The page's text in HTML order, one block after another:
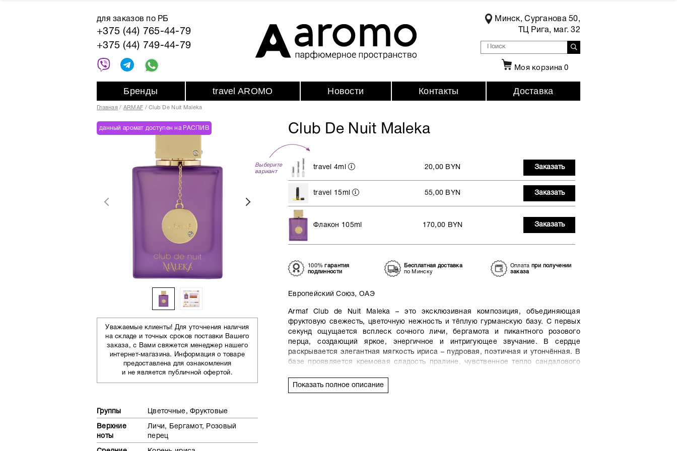
для заказов по РБ
+375 (44) 765-44-79
+375 (44) 749-44-79
Минск, Сурганова 50,
ТЦ Рига, маг. 32
Моя корзина0
Бренды travel AROMO Новости Контакты Доставка
Главная ARMAF Club De Nuit Maleka
Club De Nuit Maleka
данный аромат доступен на РАСПИВ
Уважаемые клиенты! Для уточнения наличия
на складе и точных сроков поставки Вашего
заказа, с Вами свяжется менеджер нашего
интернет-магазина. Информация о товаре
предоставлена для ознакомления
и не является публичной офертой.
Группы Цветочные, Фруктовые
Верхние
ноты
Личи, Бергамот, Розовый
перец
Выберите
вариант
travel 4ml 20,00 BYN Заказать
travel 15ml 55,00 BYN Заказать
Флакон 105ml 170,00 BYN Заказать
100%гарантия
подлинности
Бесплатная доставка
по Минску
Оплата при получении
заказа
Европейский Союз, ОАЭ
Armaf Club de Nuit Maleka – это эксклюзивная композиция, объединяющая
фруктовую свежесть, цветочную нежность и тёплую гурманскую базу. С первых
секунд ощущается всплеск сочного личи, бергамота и пикантного розового
перца, создающий яркое, энергичное и интригующее звучание. В сердце
раскрывается элегантная мягкость ириса – пудровая, поэтичная и утончённая. В
базе проявляется кремовая сладость пралине, чувственное тепло сандалового
и притягательный шлейф.
Показать полное описание